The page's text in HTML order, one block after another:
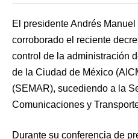
El presidente Andrés
corroborado el reciente
control de la administración
de la Ciudad de México
(SEMAR), sucediendo a la
Comunicaciones y
Durante su conferencia de